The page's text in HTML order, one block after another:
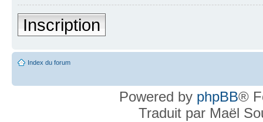
Inscription
Index du forum
Powered by phpBB®
Traduit par Maël